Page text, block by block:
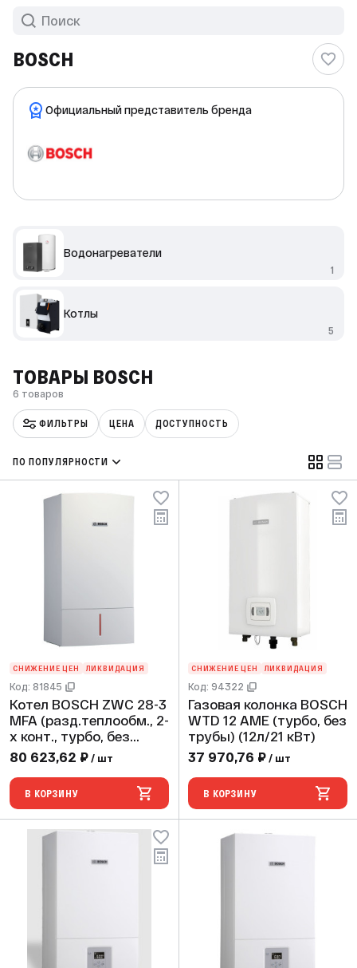
BOSCH
Официальный представитель бренда
Водонагреватели
1
Котлы
5
ТОВАРЫ BOSCH
6 товаров
ФИЛЬТРЫ ЦЕНА ДОСТУПНОСТЬ
ПО ПОПУЛЯРНОСТИ
СНИЖЕНИЕ ЦЕН ЛИКВИДАЦИЯ
Код: 81845
Котел BOSCH ZWС 28-3
MFA (разд.теплообм., 2-
х конт., турбо, без
трубы)
80 623,62 ₽ / шт
В КОРЗИНУ
СНИЖЕНИЕ ЦЕН ЛИКВИДАЦИЯ
Код: 94322
Газовая колонка BOSCH
WTD 12 AME (турбо, без
трубы) (12л/21 кВт)
37 970,76 ₽ / шт
В КОРЗИНУ